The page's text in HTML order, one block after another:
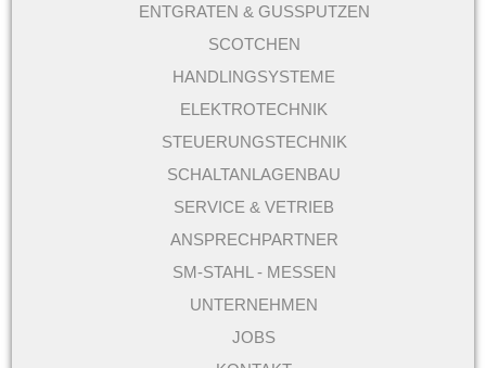
ENTGRATEN & GUSSPUTZEN
SCOTCHEN
HANDLINGSYSTEME
ELEKTROTECHNIK
STEUERUNGSTECHNIK
SCHALTANLAGENBAU
SERVICE & VETRIEB
ANSPRECHPARTNER
SM-STAHL - MESSEN
UNTERNEHMEN
JOBS